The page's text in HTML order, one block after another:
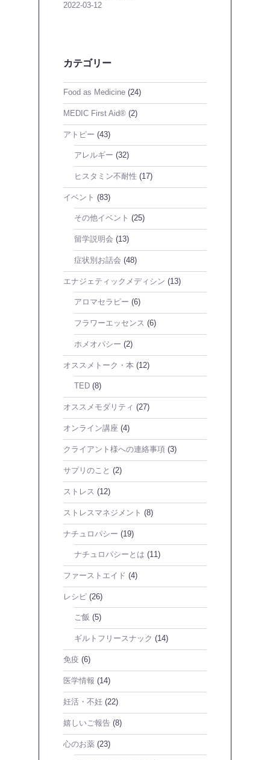
2022-03-12
カテゴリー
Food as Medicine (24)
MEDIC First Aid® (2)
アトピー (43)
アレルギー (32)
ヒスタミン不耐性 (17)
イベント (83)
その他イベント (25)
留学説明会 (13)
症状別お話会 (48)
エナジェティックメディシン (13)
アロマセラピー (6)
フラワーエッセンス (6)
ホメオパシー (2)
オススメトーク・本 (12)
TED (8)
オススメモダリティ (27)
オンライン講座 (4)
クライアント様への連絡事項 (3)
サプリのこと (2)
ストレス (12)
ストレスマネジメント (8)
ナチュロパシー (19)
ナチュロパシーとは (11)
ファーストエイド (4)
レシピ (26)
ご飯 (5)
ギルトフリースナック (14)
免疫 (6)
医学情報 (14)
妊活・不妊 (22)
嬉しいご報告 (8)
心のお薬 (23)